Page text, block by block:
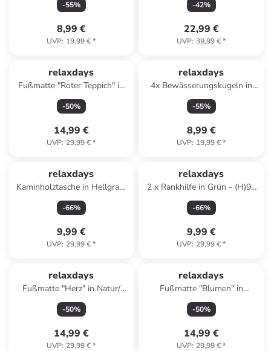
-55%
8,99 €
UVP: 19,99 €*
-42%
22,99 €
UVP: 39,99 €*
relaxdays
Fußmatte "Roter Teppich" in
Schwarz - 40 x 60 cm
-50%
14,99 €
UVP: 29,99 €*
relaxdays
4x Bewässerungskugeln in
Terracotta
-55%
8,99 €
UVP: 19,99 €*
relaxdays
Kaminholztasche in Hellgrau/
Schwarz - (B)50 x (H)25 x
(T)25 cm
-66%
9,99 €
UVP: 29,99 €*
relaxdays
2 x Rankhilfe in Grün - (H)91
x Ø 28 cm
-66%
9,99 €
UVP: 29,99 €*
relaxdays
Fußmatte "Herz" in Natur/
Schwarz - 75 x 25 cm
-50%
14,99 €
UVP: 29,99 €*
relaxdays
Fußmatte "Blumen" in
Mehrfarbig - 60 x 40 cm
-50%
14,99 €
UVP: 29,99 €*